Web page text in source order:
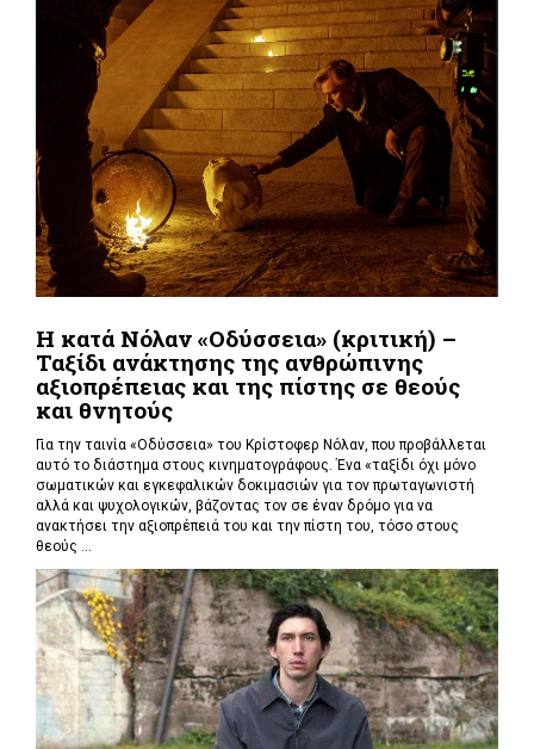
Η κατά Νόλαν «Οδύσσεια» (κριτική) –
Ταξίδι ανάκτησης της ανθρώπινης
αξιοπρέπειας και της πίστης σε θεούς
και θνητούς
Για την ταινία «Οδύσσεια» του Κρίστοφερ Νόλαν,που προβάλλεται
αυτό το διάστημα στους κινηματογράφους. Ένα «ταξίδι όχι μόνο
σωματικών και εγκεφαλικών δοκιμασιών για τον πρωταγωνιστή
αλλά και ψυχολογικών, βάζοντας τον σε έναν δρόμο για να
ανακτήσει την αξιοπρέπειά του και την πίστη του, τόσο στους
θεούς ...